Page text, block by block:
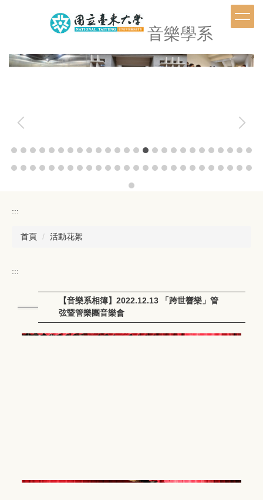
內
容
音樂學系
:::
首頁 活動花絮
:::
【音樂系相簿】2022.12.13 「跨世響樂」管
弦暨管樂團音樂會